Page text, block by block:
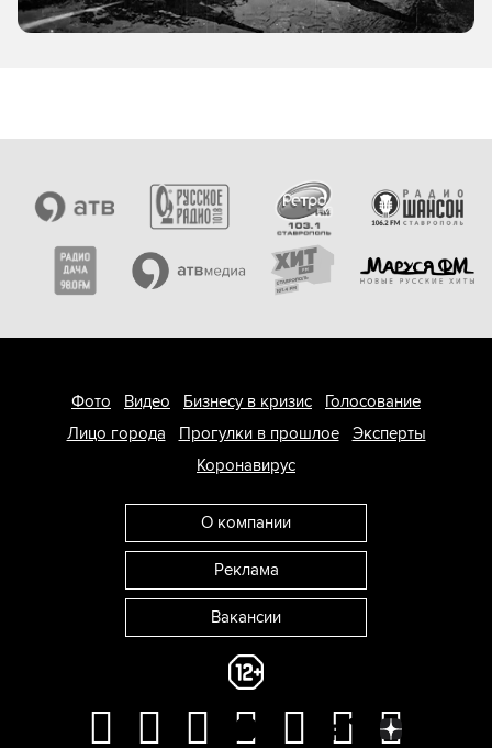
Фото Видео Бизнесу в кризис
Голосование
Лицо города
Прогулки в прошлое
Эксперты
Коронавирус
О компании
Реклама
Вакансии